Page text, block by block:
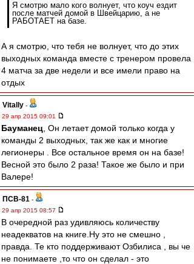
Я смотрю мало кого волнует, что коуч ездит
после матчей домой в Швейцарию, а не
РАБОТАЕТ на базе.
А я смотрю, что тебя не волнует, что до этих
выходных команда вместе с тренером провела
4 матча за две недели и все имели право на
отдых
Vitally -
29 апр 2015 09:01
Бауманец , Он летает домой только когда у
команды 2 выходных, так же как и многие
легионеры . Все остальное время он на базе!
Весной это было 2 раза! Такое же было и при
Валере!
ПСВ-81 -
29 апр 2015 08:57
В очередной раз удивляюсь количеству
неадекватов на книге.Ну это не смешно ,
правда. Те кто поддерживают Озбилиса , вы че
не понимаете ,то что он сделал - это